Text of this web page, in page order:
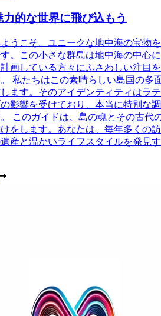
的な世界に飛び込もう
うこそ。ユニークな地中海の宝物
。この小さな群島は地中海の中心
画している方々にふさわしい注目
私たちはこの素晴らしい島国の多
ます。そのアイデンティティはラ
影響を受けており、本当に特別な
このガイドは、島の魂とその古代
をします。あなたは、毎年多くの
産と温かいライフスタイルを発見